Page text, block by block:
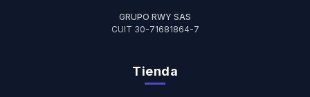
GRUPO RWY SAS
CUIT 30-71681864-7
Tienda